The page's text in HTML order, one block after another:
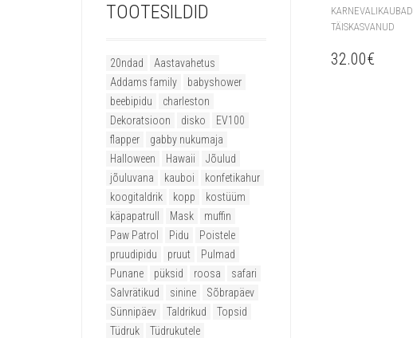
TOOTESILDID
20ndad
Aastavahetus
Addams family
babyshower
beebipidu
charleston
Dekoratsioon
disko
EV100
flapper
gabby nukumaja
Halloween
Hawaii
Jõulud
jõuluvana
kauboi
konfetikahur
koogitaldrik
kopp
kostüüm
käpapatrull
Mask
muffin
Paw Patrol
Pidu
Poistele
pruudipidu
pruut
Pulmad
Punane
püksid roosa
safari
Salvrätikud
sinine
Sõbrapäev
Sünnipäev
Taldrikud
Topsid
Tüdruk
Tüdrukutele
KARNEVALIKAUBAD
TÄISKASVANUD
32.00€